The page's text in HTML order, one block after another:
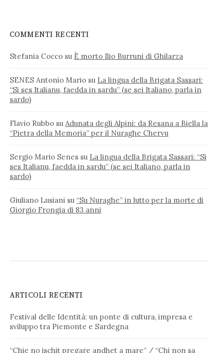
COMMENTI RECENTI
Stefania Cocco su È morto Ilio Burruni di Ghilarza
SENES Antonio Mario su La lingua della Brigata Sassari:
“Si ses Italianu, faedda in sardu” (se sei Italiano, parla in
sardo)
Flavio Rubbo su Adunata degli Alpini: da Resana a Biella la
“Pietra della Memoria” per il Nuraghe Chervu
Sergio Mario Senes su La lingua della Brigata Sassari: “Si
ses Italianu, faedda in sardu” (se sei Italiano, parla in
sardo)
Giuliano Lusiani su “Su Nuraghe” in lutto per la morte di
Giorgio Frongia di 83 anni
ARTICOLI RECENTI
Festival delle Identità: un ponte di cultura, impresa e
sviluppo tra Piemonte e Sardegna
“Chie no ischit pregare andhet a mare” / “Chi non sa